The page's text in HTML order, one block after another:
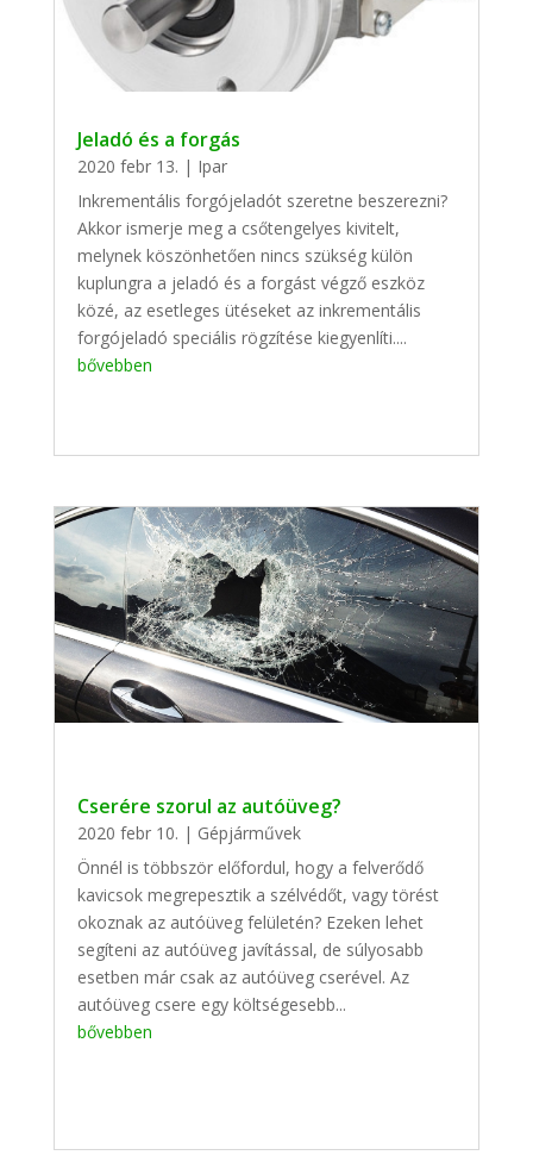
Jeladó és a forgás
2020 febr 13. | Ipar
Inkrementális forgójeladót szeretne beszerezni?
Akkor ismerje meg a csőtengelyes kivitelt,
melynek köszönhetően nincs szükség külön
kuplungra a jeladó és a forgást végző eszköz
közé, az esetleges ütéseket az inkrementális
forgójeladó speciális rögzítése kiegyenlíti....
bővebben
Cserére szorul az autóüveg?
2020 febr 10. | Gépjárművek
Önnél is többször előfordul, hogy a felverődő
kavicsok megrepesztik a szélvédőt, vagy törést
okoznak az autóüveg felületén? Ezeken lehet
segíteni az autóüveg javítással, de súlyosabb
esetben már csak az autóüveg cserével. Az
autóüveg csere egy költségesebb...
bővebben